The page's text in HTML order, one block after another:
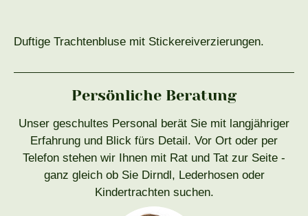
Duftige Trachtenbluse mit Stickereiverzierungen.
Persönliche Beratung
Unser geschultes Personal berät Sie mit langjähriger
Erfahrung und Blick fürs Detail. Vor Ort oder per
Telefon stehen wir Ihnen mit Rat und Tat zur Seite -
ganz gleich ob Sie Dirndl, Lederhosen oder
Kindertrachten suchen.